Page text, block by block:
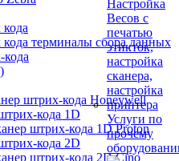
терминалы сбора данных
штрих-кода Honeywell
кода 1D
штрих-кода 1D Proton
кода 2D
штрих-кода 2D Cino
Услуги по
прочему